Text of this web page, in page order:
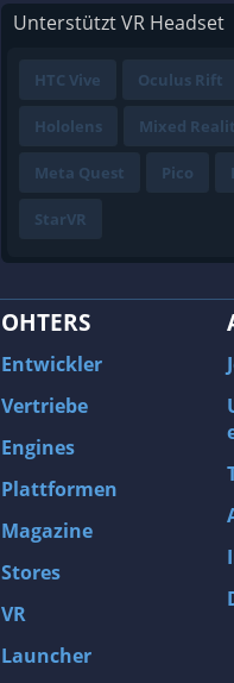
Unterstützt VR Headset
HTC Vive Oculus Rift
Hololens Mixed
Meta Quest Pico
StarVR
OHTERS
Entwickler
Vertriebe
Engines
Plattformen
Magazine
Stores
VR
Launcher